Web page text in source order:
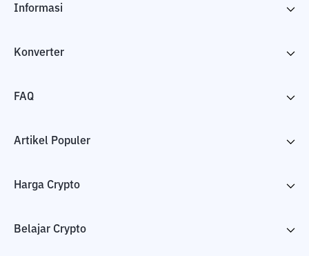
Informasi
Konverter
FAQ
Artikel Populer
Harga Crypto
Belajar Crypto